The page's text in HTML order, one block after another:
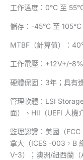
工作溫度：0°C 至
儲存：-45°C 至
MTBF（計算值）：
工作電壓：+12V+/-
硬體保固：3年；具有
管理軟體：LSI
面）、HII（UEFI 人機
監理認證：美國（
拿大（ICES -003，B
V-3）；澳洲/紐西蘭